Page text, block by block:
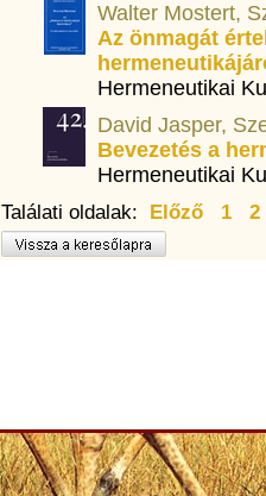
Walter Mostert,
Az önmagát
Hermeneutikai
David Jasper,
Bevezetés a
Hermeneutikai
Találati oldalak: Előző 1 2